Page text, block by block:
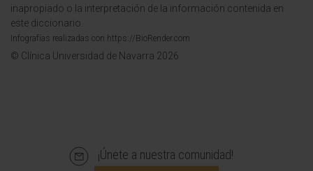
inapropiado o la interpretación de la información contenida en
este diccionario.
Infografías realizadas con https://BioRender.com
© Clínica Universidad de Navarra 2026
¡Únete a nuestra comunidad!